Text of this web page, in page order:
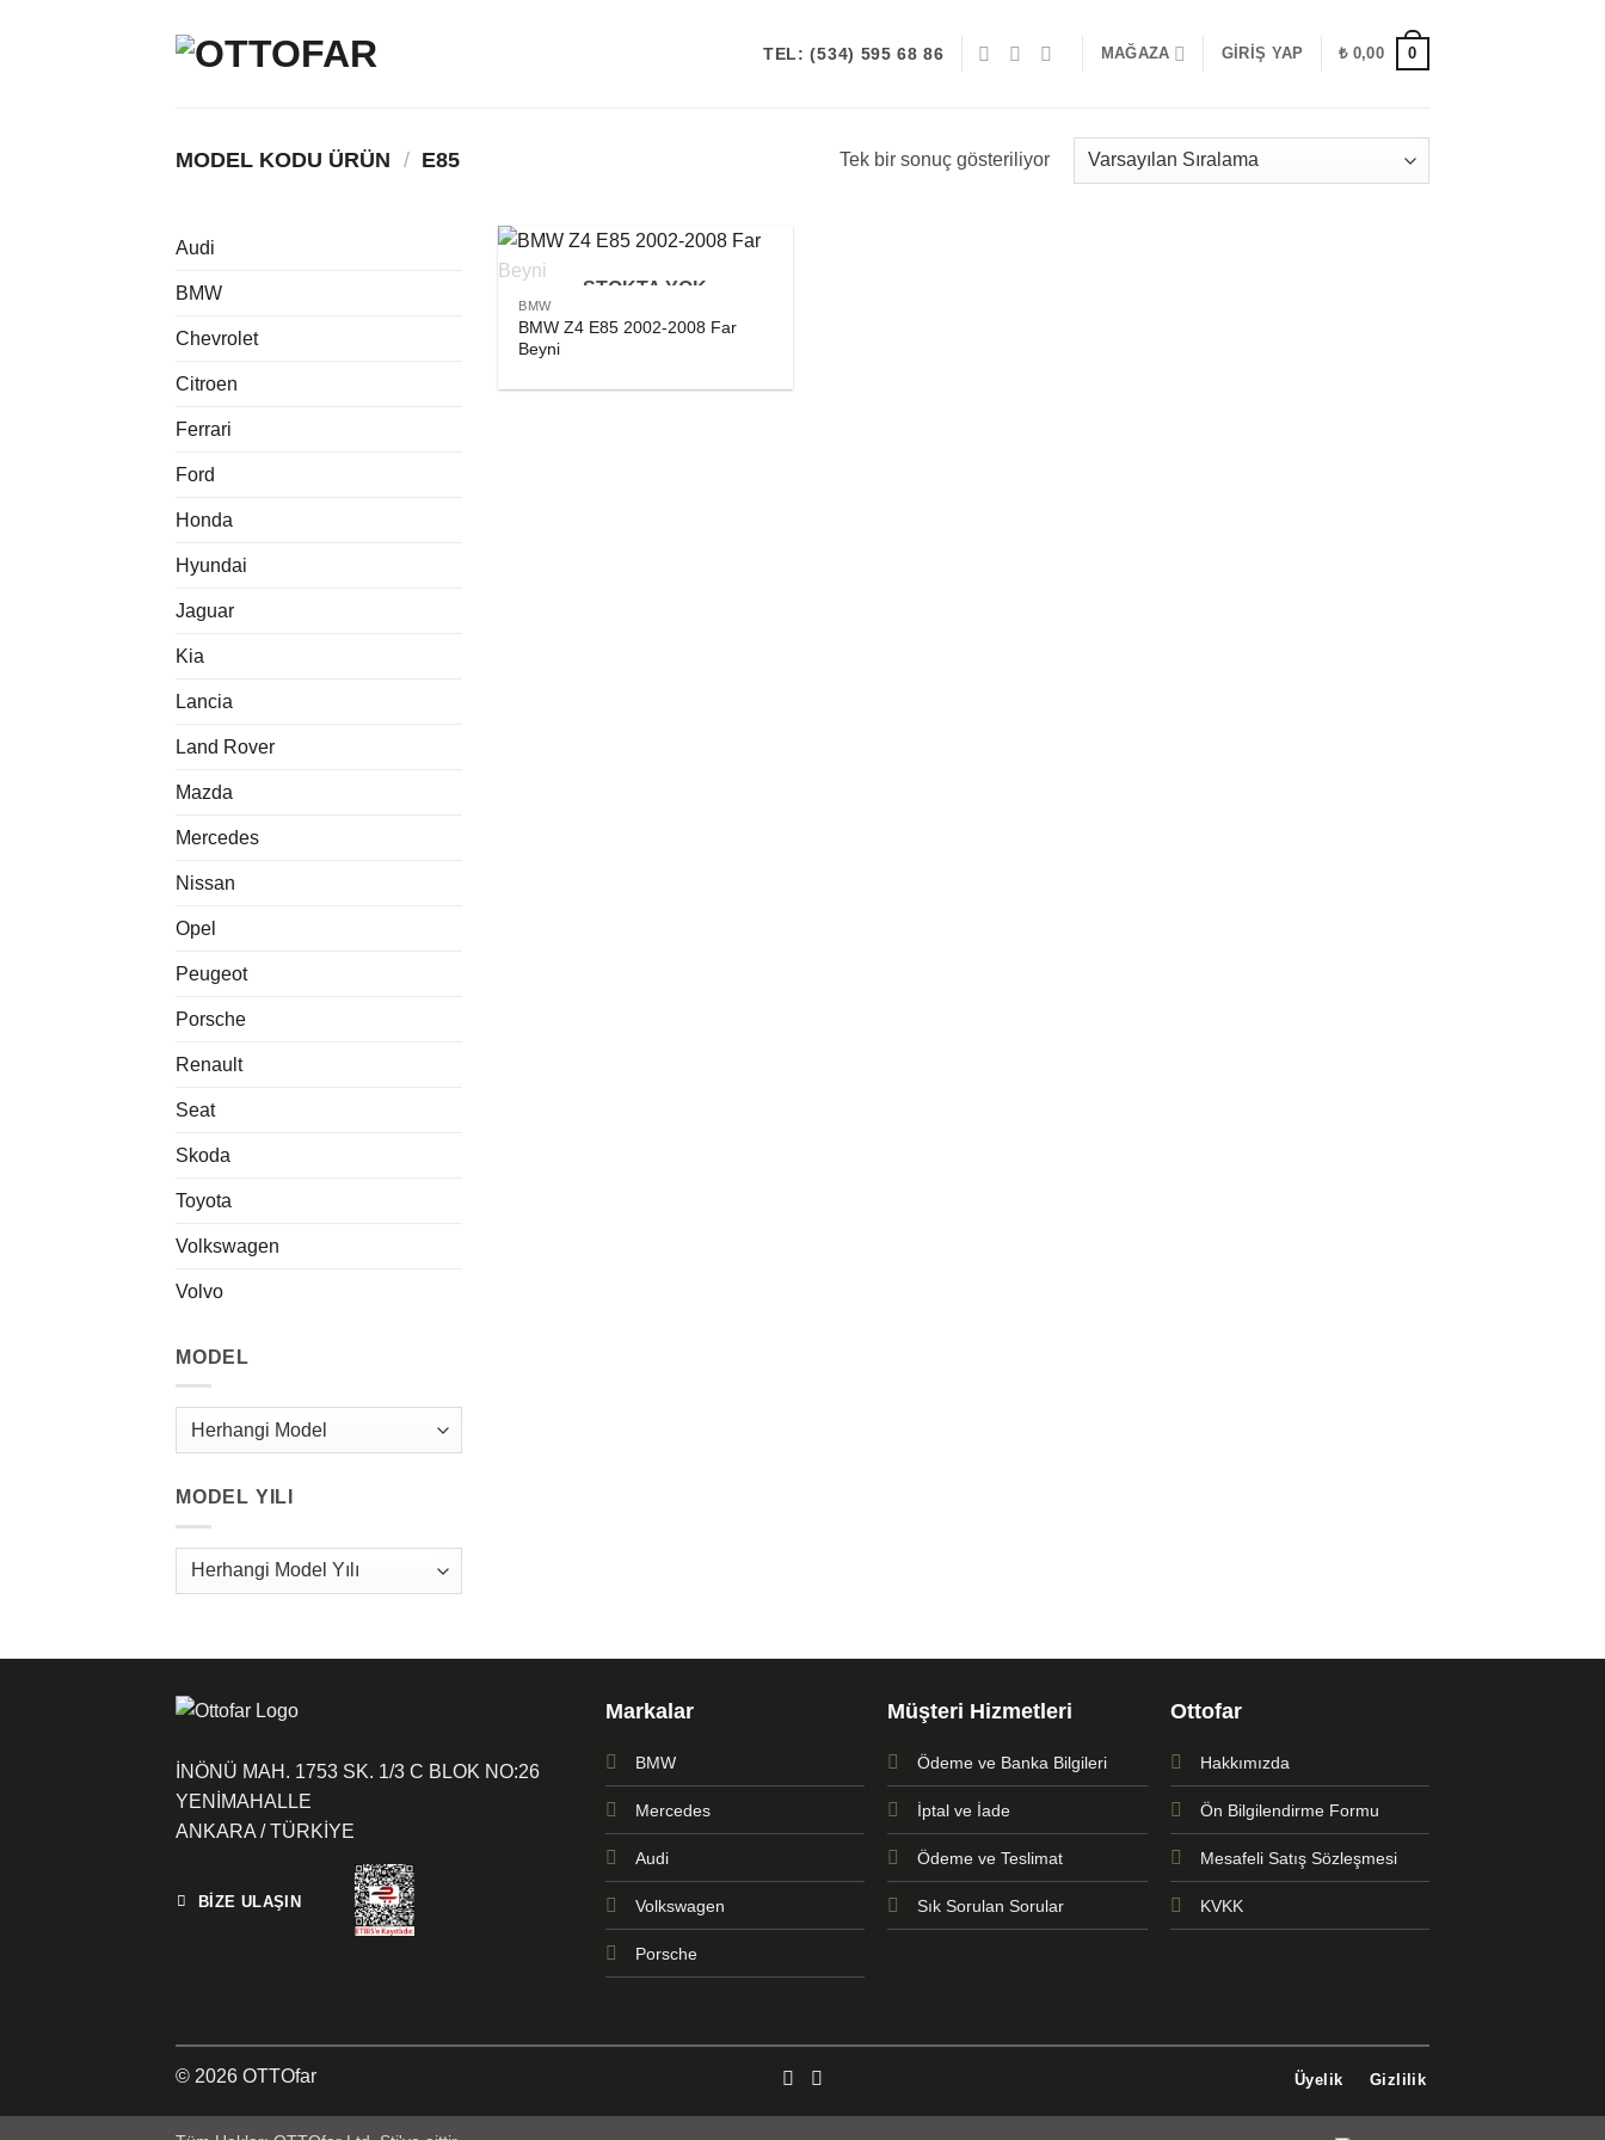
TEL: (534) 595 68 86 MAĞAZA GIRIŞ YAP ₺0,00 0
MODEL KODU ÜRÜN / E85 Tek bir sonuç gösteriliyor
Audi
BMW
Chevrolet
Citroen
Ferrari
Ford
Honda
Hyundai
Jaguar
Kia
Lancia
Land Rover
Mazda
Mercedes
Nissan
Opel
Peugeot
Porsche
Renault
Seat
Skoda
Toyota
Volkswagen
Volvo
MODEL
MODEL YILI
STOKTA YOK
BMW
BMW Z4 E85 2002-2008 Far
Beyni
İNÖNÜ MAH. 1753 SK. 1/3 C BLOK NO:26
YENİMAHALLE
ANKARA / TÜRKİYE
BİZE ULAŞIN
Markalar
BMW
Mercedes
Audi
Volkswagen
Porsche
Müşteri Hizmetleri
Ödeme ve Banka Bilgileri
İptal ve İade
Ödeme ve Teslimat
Sık Sorulan Sorular
Ottofar
Hakkımızda
Ön Bilgilendirme Formu
Mesafeli Satış Sözleşmesi
KVKK
© 2026 OTTOfar Üyelik Gizlilik